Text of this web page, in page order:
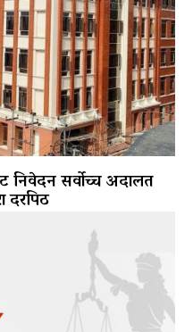
निवेदन सर्वोच्च अदालत
दरपिठ